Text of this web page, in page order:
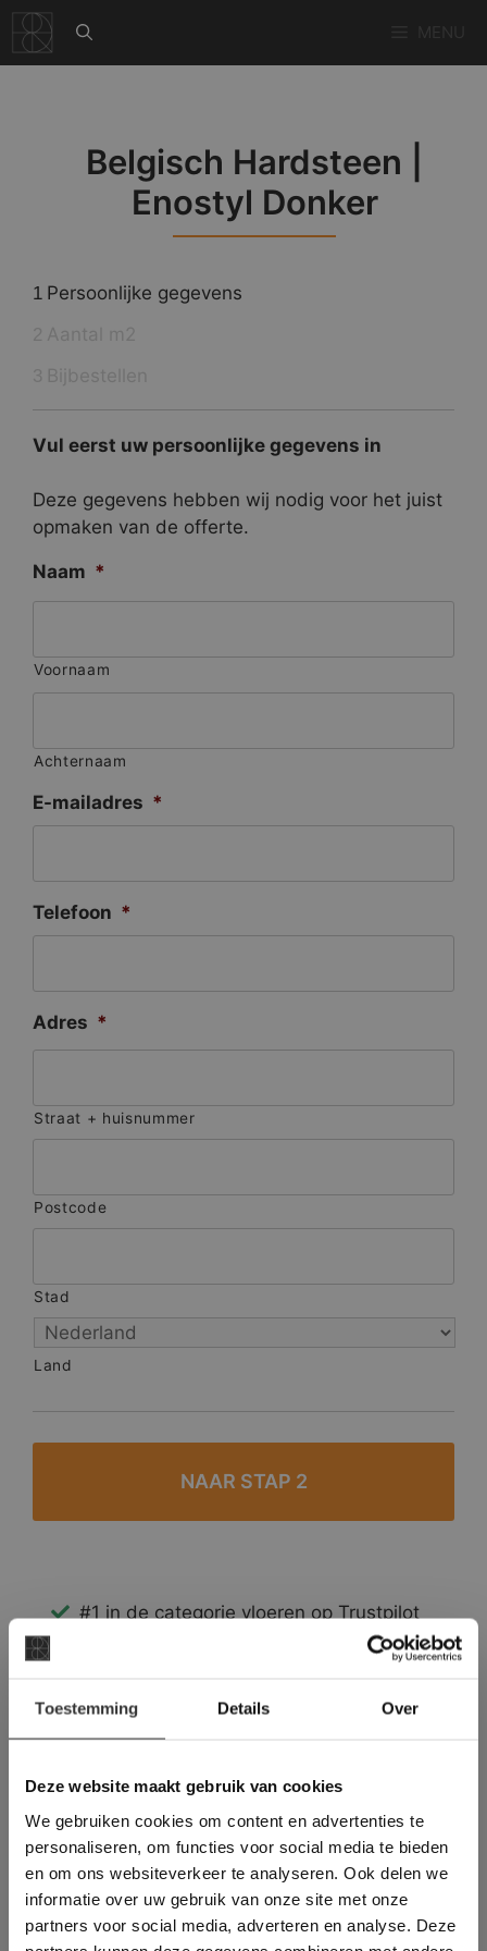
Toestemming Details Over
Deze website maakt gebruik van cookies
We gebruiken cookies om content en advertenties te
personaliseren, om functies voor social media te bieden
en om ons websiteverkeer te analyseren. Ook delen we
informatie over uw gebruik van onze site met onze
partners voor social media, adverteren en analyse. Deze
naar
de
Belgisch Hardsteen |
Enostyl Donker
1 Persoonlijke gegevens
Vul eerst uw persoonlijke gegevens in
Deze gegevens hebben wij nodig voor het juist
opmaken van de offerte.
Naam *
Voornaam
Achternaam
E-mailadres *
Telefoon *
Adres *
Straat + huisnummer
Postcode
Stad
Land
#1 in de categorie vloeren op Trustpilot
Binnen 24 uur een passende offerte
Meer dan 500 m2 showroom
Deze website maakt
gebruik van cookies.
This Cookie Banner was deleted and is no
longer working. Please contact the website
administrator.
Deze website gebruikt cookies om de
gebruikerservaring te verbeteren. Door
gebruik te maken van onze website geeft u
toestemming voor alle cookies in
overeenstemming met ons cookiebeleid.Lees
verder